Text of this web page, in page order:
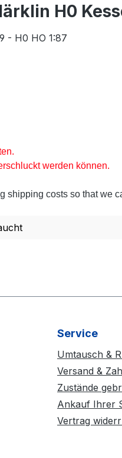
H0
- H0 HO 1:87
werden können.
shipping costs so that we
Service
Umtausch &
Versand &
Zustände
Ankauf Ihrer
Vertrag